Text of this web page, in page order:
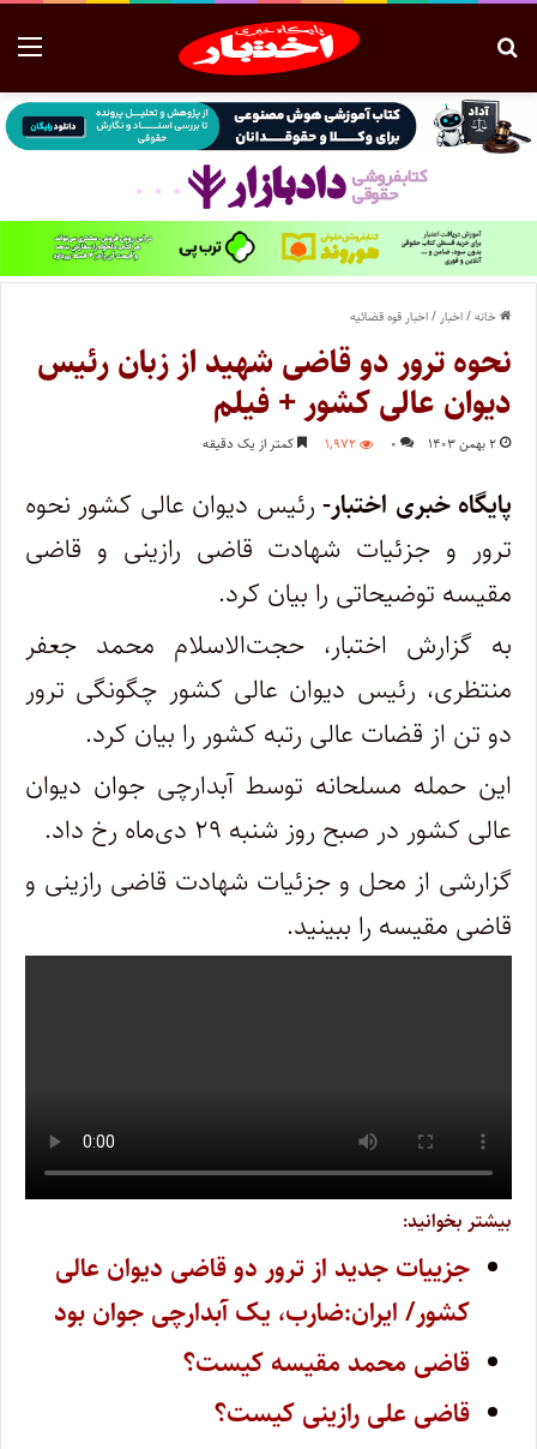
خانه/اخبار /اخبار قوه قضائیه
نحوه ترور دو قاضی شهید از زبان رئیس
دیوان عالی کشور + فیلم
۲ بهمن ۱۴۰۳ ۰ ۱,۹۷۲ کمتر از یک دقیقه
پایگاه خبری اختبار-رئیس دیوان عالی کشور نحوه
ترور و جزئیات شهادت قاضی رازینی و قاضی
مقیسه توضیحاتی را بیان کرد.
به گزارش اختبار، حجت‌الاسلام محمد جعفر
منتظری، رئیس دیوان عالی کشور چگونگی ترور
دو تن از قضات عالی رتبه کشور را بیان کرد.
این حمله مسلحانه توسط آبدارچی جوان دیوان
عالی کشور در صبح روز شنبه ۲۹ دی‌ماه رخ داد.
گزارشی از محل و جزئیات شهادت قاضی رازینی و
قاضی مقیسه را ببینید.
بیشتر بخوانید:
جزییات جدید از ترور دو قاضی دیوان عالی
کشور/ ایران:ضارب، یک آبدارچی جوان بود
قاضی محمد مقیسه کیست؟
قاضی علی رازینی کیست؟